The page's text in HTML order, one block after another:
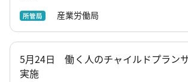
所管局 産業労働局
5月24日 働く人のチャイルドプラン
実施